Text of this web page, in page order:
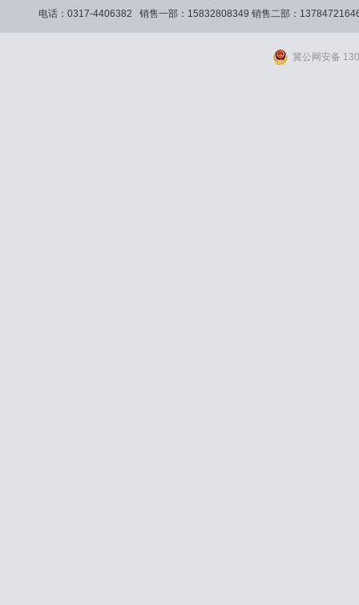
电话：0317-4406382 销售一部：15832808349 销售二部：
冀公网安备